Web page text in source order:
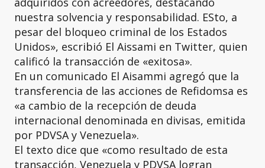
nuestra solvencia y responsabilidad. ESto, a
pesar del bloqueo criminal de los Estados
Unidos», escribió El Aissami en Twitter, quien
calificó la transacción de «exitosa».
En un comunicado El Aisammi agregó que la
transferencia de las acciones de Refidomsa es
«a cambio de la recepción de deuda
internacional denominada en divisas, emitida
por PDVSA y Venezuela».
El texto dice que «como resultado de esta
transacción, Venezuela y PDVSA logran